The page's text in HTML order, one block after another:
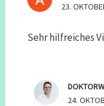
23.
Sehr hilfreiches
24.